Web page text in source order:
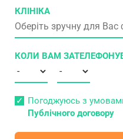
КЛІНІКА
КОЛИ ВАМ
Погоджуюсь з
Публічного договору